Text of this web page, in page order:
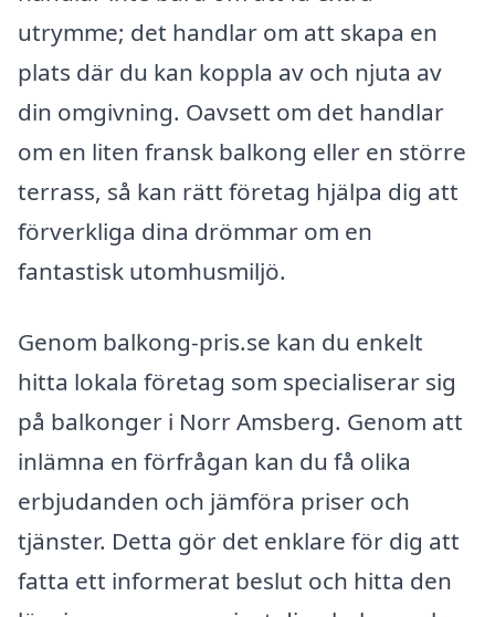
utrymme; det handlar om att skapa en
plats där du kan koppla av och njuta av
din omgivning. Oavsett om det handlar
om en liten fransk balkong eller en större
terrass, så kan rätt företag hjälpa dig att
förverkliga dina drömmar om en
fantastisk utomhusmiljö.
Genom balkong-pris.se kan du enkelt
hitta lokala företag som specialiserar sig
på balkonger i Norr Amsberg. Genom att
inlämna en förfrågan kan du få olika
erbjudanden och jämföra priser och
tjänster. Detta gör det enklare för dig att
fatta ett informerat beslut och hitta den